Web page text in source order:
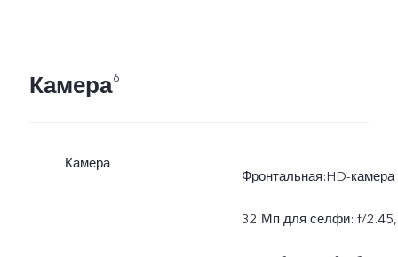
Камера6
Камера
Фронтальная:HD-камера
32 Мп для селфи: f/2.45,